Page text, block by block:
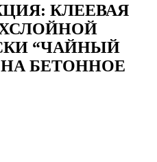
КЛЕЕВАЯ
“ЧАЙНЫЙ
НА БЕТОННОЕ